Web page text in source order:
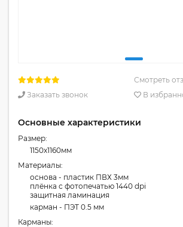
Смотреть
Заказать звонок
В
Основные характеристики
Размер:
1150x1160мм
Материалы:
основа - пластик ПВХ 3мм
плёнка с фотопечатью 1440 dpi
защитная ламинация
карман - ПЭТ 0.5 мм
Карманы: